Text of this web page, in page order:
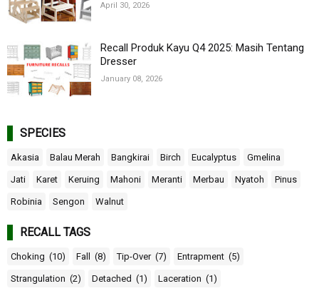
April 30, 2026
Recall Produk Kayu Q4 2025: Masih Tentang
Dresser
January 08, 2026
SPECIES
Akasia Balau Merah Bangkirai Birch Eucalyptus Gmelina
Jati Karet Keruing Mahoni Meranti Merbau Nyatoh Pinus
Robinia Sengon Walnut
RECALL TAGS
Choking (10) Fall (8) Tip-Over (7) Entrapment (5)
Strangulation (2) Detached (1) Laceration (1)